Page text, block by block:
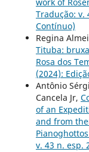
work of
Tradução: v.
Contínuo)
Regina
Tituba:
Rosa dos
(2024):
Antônio
Cancela Jr,
of an
and from
v. 43 n. esp.